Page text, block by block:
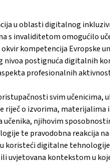
u oblasti digitalnog
s invaliditetom omogućilo
kompetencija Evropske
postignuća digitalnih
profesionalnih
svim učenicima,
riječ o izvorima, materijalima
njihovim
te pravodobna reakcija
koristeći digitalne
uvjetovana kontekstom u